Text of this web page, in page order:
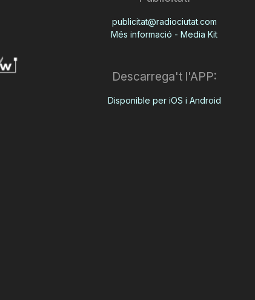
publicitat@radiociutat.com
Més informació - Media Kit
Descarrega't l'APP:
Disponible per iOS i Android